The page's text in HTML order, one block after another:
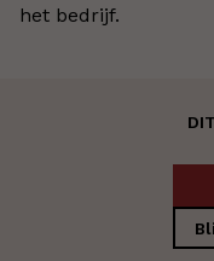
het bedrijf.